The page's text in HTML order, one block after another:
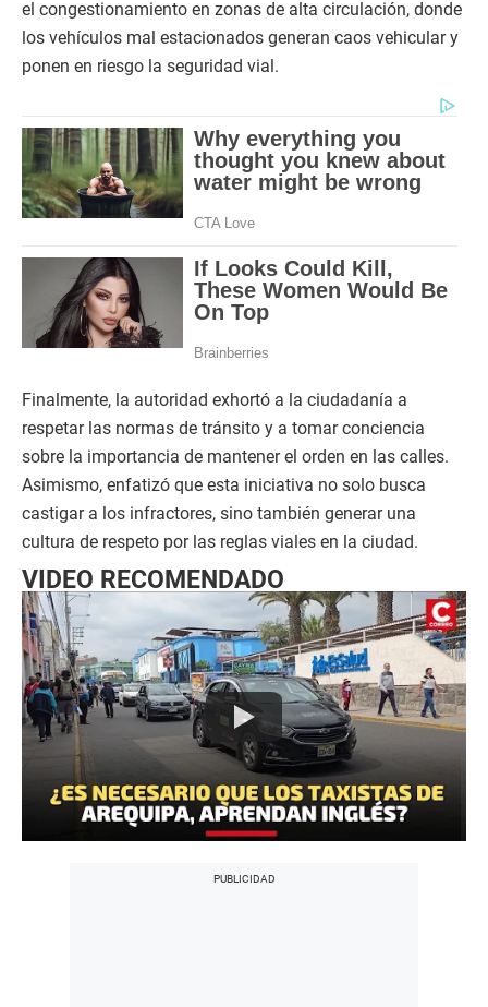
el congestionamiento en zonas de alta circulación, donde
los vehículos mal estacionados generan caos vehicular y
ponen en riesgo la seguridad vial.
Finalmente, la autoridad exhortó a la ciudadanía a
respetar las normas de tránsito y a tomar conciencia
sobre la importancia de mantener el orden en las calles.
Asimismo, enfatizó que esta iniciativa no solo busca
castigar a los infractores, sino también generar una
cultura de respeto por las reglas viales en la ciudad.
VIDEO RECOMENDADO